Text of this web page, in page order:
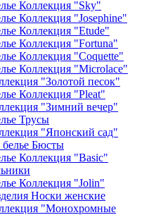
Коллекция "Sky"
Коллекция "Josephine"
Коллекция "Etude"
Коллекция "Fortuna"
Коллекция "Coquette"
Коллекция "Microlace"
"Золотой песок"
Коллекция "Pleat"
"Зимний вечер"
Трусы
"Японский сад"
Бюсты
Коллекция "Basic"
Коллекция "Jolin"
Носки женские
"Монохромные